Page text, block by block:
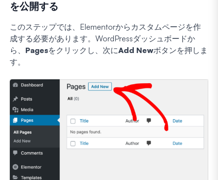
を公開する
このステップでは、Elementorからカスタムページを作
成する必要があります。WordPressダッシュボードか
ら、 Pagesをクリックし、次にAdd Newボタンを押しま
す。